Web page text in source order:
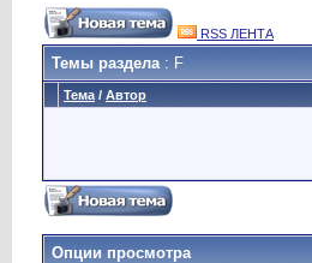
RSS ЛЕНТА
Темы раздела: F
Тема / Автор
Опции просмотра